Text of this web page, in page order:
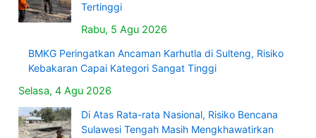
Tertinggi
Rabu, 5 Agu 2026
BMKG Peringatkan Ancaman Karhutla di Sulteng, Risiko
Kebakaran Capai Kategori Sangat Tinggi
Selasa, 4 Agu 2026
Di Atas Rata-rata Nasional, Risiko Bencana
Sulawesi Tengah Masih Mengkhawatirkan